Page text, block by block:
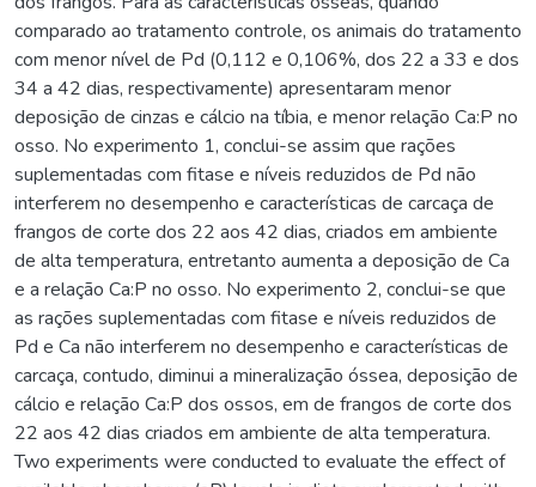
comparado ao tratamento controle, os animais do tratamento
com menor nível de Pd (0,112 e 0,106%, dos 22 a 33 e dos
34 a 42 dias, respectivamente) apresentaram menor
deposição de cinzas e cálcio na tíbia, e menor relação Ca:P no
osso. No experimento 1, conclui-se assim que rações
suplementadas com fitase e níveis reduzidos de Pd não
interferem no desempenho e características de carcaça de
frangos de corte dos 22 aos 42 dias, criados em ambiente
de alta temperatura, entretanto aumenta a deposição de Ca
e a relação Ca:P no osso. No experimento 2, conclui-se que
as rações suplementadas com fitase e níveis reduzidos de
Pd e Ca não interferem no desempenho e características de
carcaça, contudo, diminui a mineralização óssea, deposição de
cálcio e relação Ca:P dos ossos, em de frangos de corte dos
22 aos 42 dias criados em ambiente de alta temperatura.
Two experiments were conducted to evaluate the effect of